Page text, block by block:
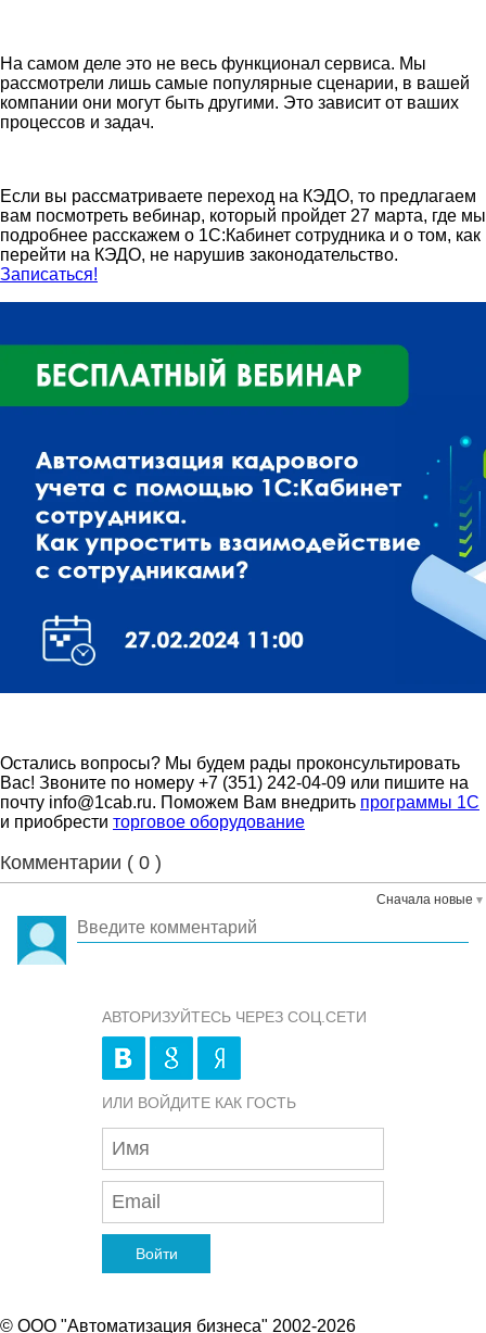
На самом деле это не весь функционал сервиса. Мы
рассмотрели лишь самые популярные сценарии, в вашей
компании они могут быть другими. Это зависит от ваших
процессов и задач.
Если вы рассматриваете переход на КЭДО, то предлагаем
вам посмотреть вебинар, который пройдет 27 марта, где мы
подробнее расскажем о 1С:Кабинет сотрудника и о том, как
перейти на КЭДО, не нарушив законодательство.
Записаться!
Остались вопросы? Мы будем рады проконсультировать
Вас! Звоните по номеру +7 (351) 242-04-09 или пишите на
почту info@1cab.ru. Поможем Вам внедрить программы 1С
и приобрести торговое оборудование
Комментарии ( 0 )
Сначала новые
АВТОРИЗУЙТЕСЬ ЧЕРЕЗ СОЦ.СЕТИ
ИЛИ ВОЙДИТЕ КАК ГОСТЬ
Войти
© ООО "Автоматизация бизнеса" 2002-2026